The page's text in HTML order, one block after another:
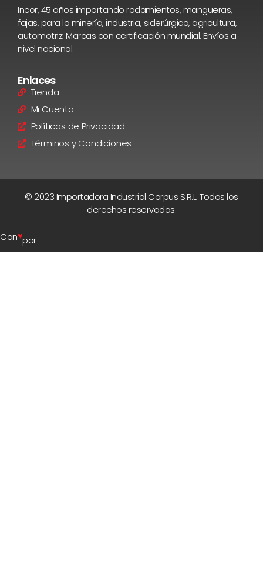
Incor, 45 años importando rodamientos, mangueras,
fajas, para la minería, industria, siderúrgica, agricultura,
automotriz. Marcas con certificación mundial. Envíos a
nivel nacional.
Enlaces
Tienda
Mi Cuenta
Políticas de Privacidad
Términos y Condiciones
© 2023 Importadora Industrial Corpus S.R.L. Todos los
derechos reservados.
Con♥por